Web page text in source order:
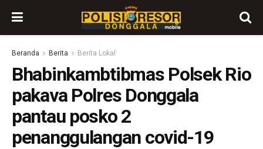
Beranda Berita Berita Lokal
Bhabinkambtibmas Polsek Rio
pakava Polres Donggala
pantau posko 2
penanggulangan covid-19